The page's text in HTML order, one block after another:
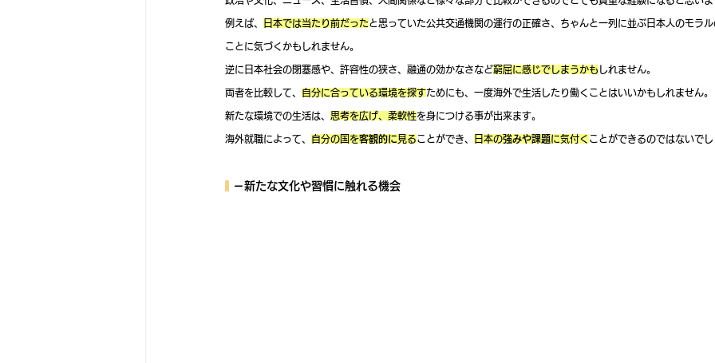
例えば、 日本では当たり前だったと思っていた公共交通機関の運行の正確さ、ちゃんと一列に並ぶ日本人のモラ
ことに気づくかもしれません。
逆に日本社会の閉塞感や、許容性の狭さ、融通の効かなさなど窮屈に感じでしまうかも しれません。
両者を比較して、 自分に合っている環境を探すためにも、一度海外で生活したり働くことはいいかもしれません。
新たな環境での生活は、 思考を広げ、柔軟性を身につける事が出来ます。
海外就職によって、 自分の国を客観的に見ることができ、 日本の強みや課題に気付く ことができるのではないでし
－新たな文化や習慣に触れる機会